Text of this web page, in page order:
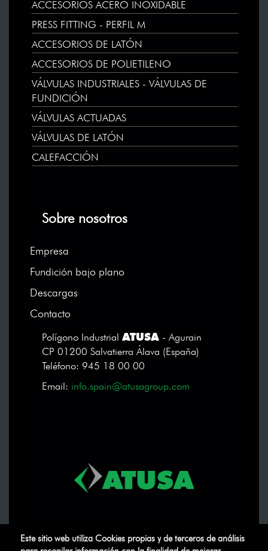
ACCESORIOS ACERO INOXIDABLE
PRESS FITTING - PERFIL M
ACCESORIOS DE LATÓN
ACCESORIOS DE POLIETILENO
VÁLVULAS INDUSTRIALES - VÁLVULAS DE
FUNDICIÓN
VÁLVULAS ACTUADAS
VÁLVULAS DE LATÓN
CALEFACCIÓN
Sobre nosotros
Empresa
Fundición bajo plano
Descargas
Contacto
Polígono Industrial ATUSA
- Agurain
CP 01200 Salvatierra Álava (España)
Teléfono: 945 18 00 00
Email: info.spain@atusagroup.com
Este sitio web utiliza Cookies propias y de terceros de análisis